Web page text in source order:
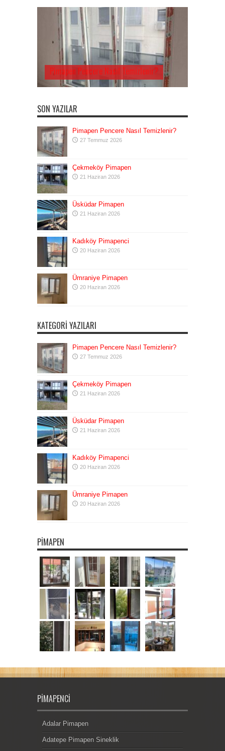
Pimapen Pencere Nasıl Temizlenir?
SON YAZILAR
Pimapen Pencere Nasıl Temizlenir?
27 Temmuz 2026
Çekmeköy Pimapen
21 Haziran 2026
Üsküdar Pimapen
21 Haziran 2026
Kadıköy Pimapenci
20 Haziran 2026
Ümraniye Pimapen
20 Haziran 2026
KATEGORI YAZILARI
Pimapen Pencere Nasıl Temizlenir?
27 Temmuz 2026
Çekmeköy Pimapen
21 Haziran 2026
Üsküdar Pimapen
21 Haziran 2026
Kadıköy Pimapenci
20 Haziran 2026
Ümraniye Pimapen
20 Haziran 2026
PIMAPEN
PIMAPENCI
Adalar Pimapen
Adatepe Pimapen Sineklik